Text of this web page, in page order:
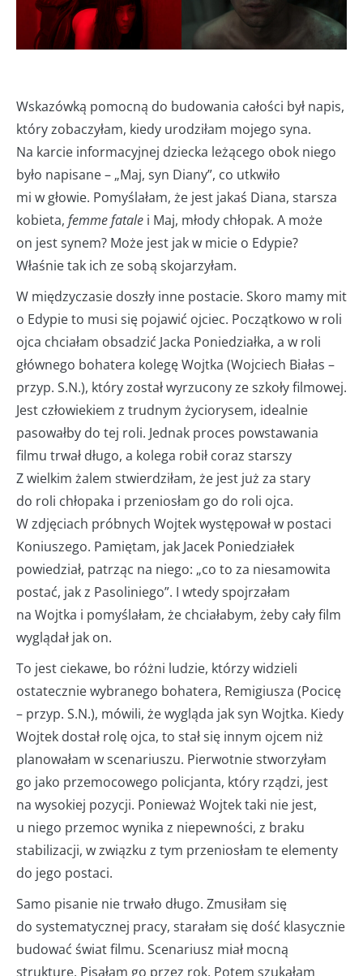
Wskazówką pomocną do budowania całości był napis,
który zobaczyłam, kiedy urodziłam mojego syna.
Na karcie informacyjnej dziecka leżącego obok niego
było napisane – „Maj, syn Diany”, co utkwiło
mi w głowie. Pomyślałam, że jest jakaś Diana, starsza
kobieta, femme fatale i Maj, młody chłopak. A może
on jest synem? Może jest jak w micie o Edypie?
Właśnie tak ich ze sobą skojarzyłam.
W międzyczasie doszły inne postacie. Skoro mamy mit
o Edypie to musi się pojawić ojciec. Początkowo w roli
ojca chciałam obsadzić Jacka Poniedziałka, a w roli
głównego bohatera kolegę Wojtka (Wojciech Białas –
przyp. S.N.), który został wyrzucony ze szkoły filmowej.
Jest człowiekiem z trudnym życiorysem, idealnie
pasowałby do tej roli. Jednak proces powstawania
filmu trwał długo, a kolega robił coraz starszy
Z wielkim żalem stwierdziłam, że jest już za stary
do roli chłopaka i przeniosłam go do roli ojca.
W zdjęciach próbnych Wojtek występował w postaci
Koniuszego. Pamiętam, jak Jacek Poniedziałek
powiedział, patrząc na niego: „co to za niesamowita
postać, jak z Pasoliniego”. I wtedy spojrzałam
na Wojtka i pomyślałam, że chciałabym, żeby cały film
wyglądał jak on.
To jest ciekawe, bo różni ludzie, którzy widzieli
ostatecznie wybranego bohatera, Remigiusza (Pocicę
– przyp. S.N.), mówili, że wygląda jak syn Wojtka. Kiedy
Wojtek dostał rolę ojca, to stał się innym ojcem niż
planowałam w scenariuszu. Pierwotnie stworzyłam
go jako przemocowego policjanta, który rządzi, jest
na wysokiej pozycji. Ponieważ Wojtek taki nie jest,
u niego przemoc wynika z niepewności, z braku
stabilizacji, w związku z tym przeniosłam te elementy
do jego postaci.
Samo pisanie nie trwało długo. Zmusiłam się
do systematycznej pracy, starałam się dość klasycznie
budować świat filmu. Scenariusz miał mocną
strukturę. Pisałam go przez rok. Potem szukałam